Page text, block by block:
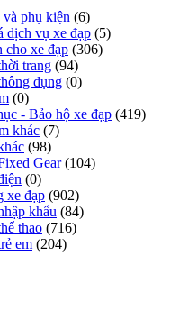
phụ kiện (6)
dịch vụ xe đạp (5)
cho xe đạp (306)
trang (94)
dụng (0)
(0)
- Bảo hộ xe đạp (419)
khác (7)
(98)
Gear (104)
(0)
xe đạp (902)
khẩu (84)
thao (716)
em (204)